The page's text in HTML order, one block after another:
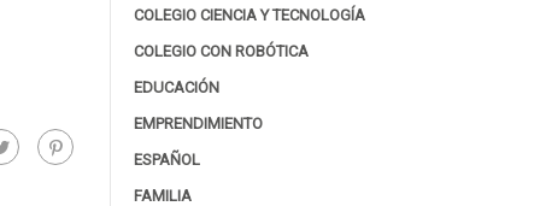
COLEGIO CIENCIA Y TECNOLOGÍA
COLEGIO CON ROBÓTICA
EDUCACIÓN
EMPRENDIMIENTO
ESPAÑOL
FAMILIA